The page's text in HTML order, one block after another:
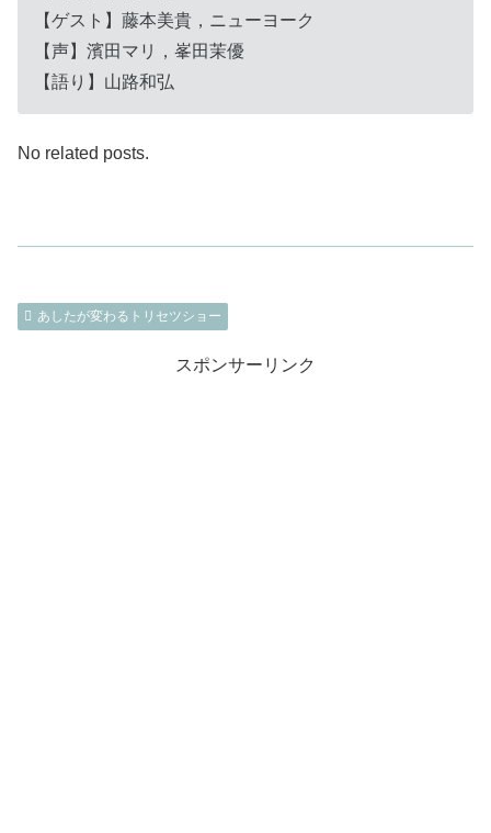
【ゲスト】藤本美貴，ニューヨーク
【声】濱田マリ，峯田茉優
【語り】山路和弘
No related posts.
あしたが変わるトリセツショー
スポンサーリンク